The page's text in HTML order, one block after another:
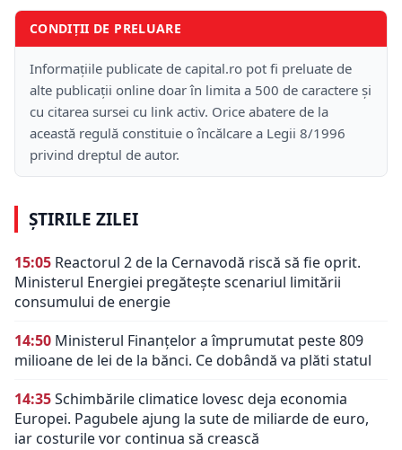
CONDIȚII DE PRELUARE
Informațiile publicate de capital.ro pot fi preluate de
alte publicații online doar în limita a 500 de caractere și
cu citarea sursei cu link activ. Orice abatere de la
această regulă constituie o încălcare a Legii 8/1996
privind dreptul de autor.
ȘTIRILE ZILEI
15:05 Reactorul 2 de la Cernavodă riscă să fie oprit.
Ministerul Energiei pregătește scenariul limitării
consumului de energie
14:50 Ministerul Finanțelor a împrumutat peste 809
milioane de lei de la bănci. Ce dobândă va plăti statul
14:35Schimbările climatice lovesc deja economia
Europei. Pagubele ajung la sute de miliarde de euro,
iar costurile vor continua să crească